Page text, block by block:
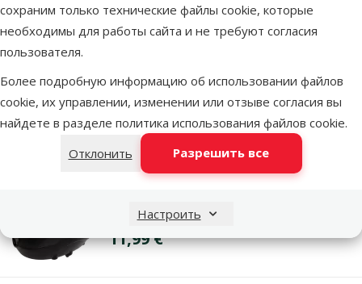
сохраним только технические файлы cookie, которые
необходимы для работы сайта и не требуют согласия
пользователя.
Более подробную информацию об использовании файлов
cookie, их управлении, изменении или отзыве согласия вы
найдете в разделе политика использования файлов cookie.
Отклонить
Разрешить все
Настроить
Компрессор для аквариума – MARINA 50
Оценка 0%
В наличии
Компрессор для аквариума – MARINA 75
Цена
11,99 €